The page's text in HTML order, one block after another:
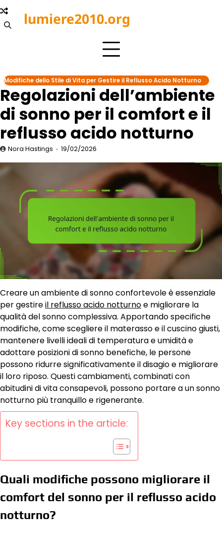
Skip
to
content
lumiere2010.org
Modifiche dello Stile di Vita per Gestire il Reflusso Acido Notturno
Regolazioni dell’ambiente
di sonno per il comfort e il
reflusso acido notturno
Nora Hastings 19/02/2026
Creare un ambiente di sonno confortevole è essenziale
per gestireil reflusso acido notturnoe migliorare la
qualità del sonno complessiva. Apportando specifiche
modifiche, come scegliere il materasso e il cuscino giusti,
mantenere livelli ideali di temperatura e umidità e
adottare posizioni di sonno benefiche, le persone
possono ridurre significativamente il disagio e migliorare
il loro riposo. Questi cambiamenti, combinati con
abitudini di vita consapevoli, possono portare a un sonno
notturno più tranquillo e rigenerante.
Key sections in the article:
Quali modifiche possono migliorare il
comfort del sonno per il reflusso acido
notturno?